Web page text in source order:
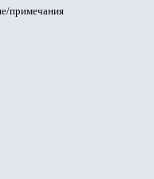
примечания